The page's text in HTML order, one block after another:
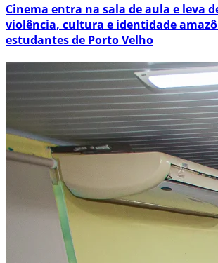
Cinema entra na sala de aula e leva
violência, cultura e identidade
estudantes de Porto Velho